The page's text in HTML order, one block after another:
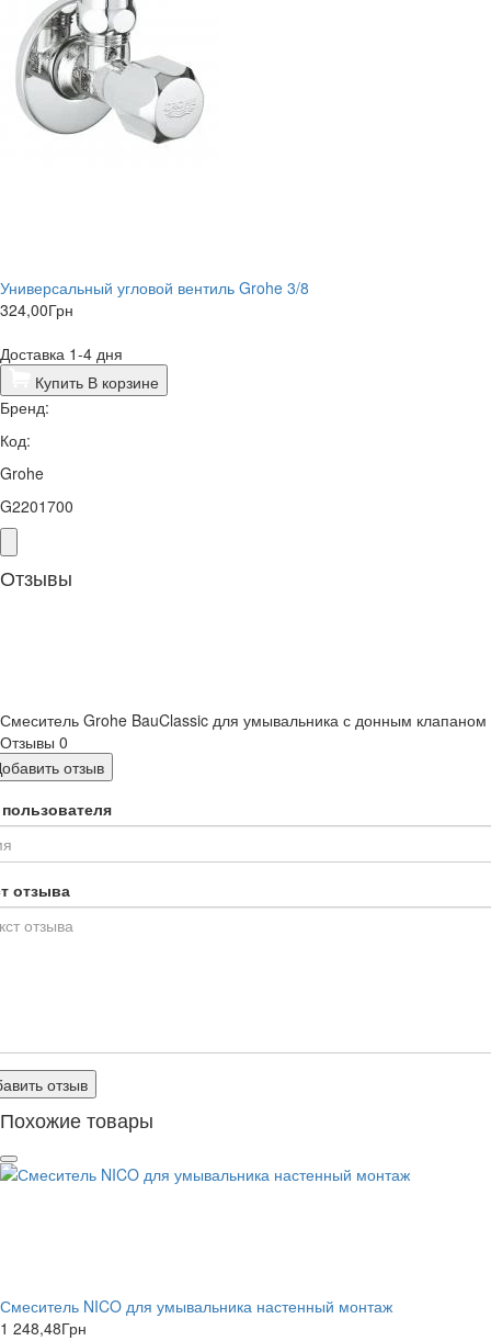
Универсальный угловой вентиль Grohe 3/8
324,00Грн
Доставка 1-4 дня
Купить В корзине
Бренд:
Код:
Grohe
G2201700
Отзывы
Смеситель Grohe BauClassic для умывальника с донным клапаном
Отзывы 0
отзыв
отзыва
отзыв
Похожие товары
Смеситель NICO для умывальника настенный монтаж
1 248,48Грн